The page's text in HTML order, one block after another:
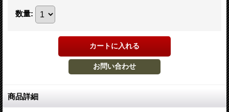
数量:
商品詳細